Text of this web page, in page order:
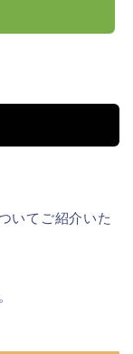
いてご紹介いた